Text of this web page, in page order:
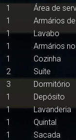
1
Área de
1
Armários
1
Lavabo
1
Armários
1
Cozinha
2
Suíte
3
Dormitório
1
Depósito
1
Lavanderia
1
Quintal
1
Sacada